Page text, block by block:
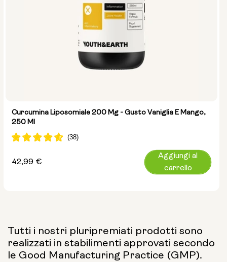
Curcumina Liposomiale 200 Mg - Gusto Vaniglia E Mango,
250 Ml
Prezzo
42,99 €
Aggiungi al
carrello
Tutti i nostri pluripremiati prodotti sono
realizzati in stabilimenti approvati secondo
le Good Manufacturing Practice (GMP).